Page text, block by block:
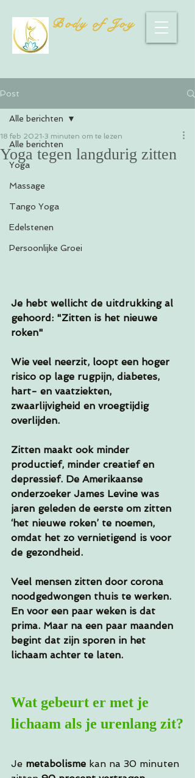
Body of Joy
Post
Alle berichten
Yoga
Massage
Tango Yoga
Edelstenen
Persoonlijke Groei
Alle berichten
Yoga tegen langdurig zitten
18 feb 2021 3 minuten om te lezen
Je hebt wellicht de uitdrukking al
gehoord: "Zitten is het nieuwe
roken"
Wie veel neerzit, loopt een hoger
risico op lage rugpijn, diabetes,
hart- en vaatziekten,
zwaarlijvigheid en vroegtijdig
overlijden.
Zitten maakt ook minder
productief, minder creatief en
depressief. De Amerikaanse
onderzoeker James Levine was
jaren geleden de eerste om zitten
‘het nieuwe roken’ te noemen,
omdat het zo vernietigend is voor
de gezondheid.
Veel mensen zitten door corona
noodgedwongen thuis te werken.
En voor een paar weken is dat
prima. Maar na een paar maanden
begint dat zijn sporen in het
lichaam achter te laten.
Wat gebeurt er met je
lichaam als je urenlang zit?
Je metabolisme kan na 30 minuten